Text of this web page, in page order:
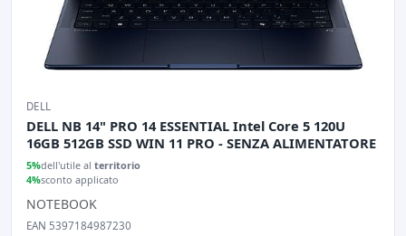
DELL
DELL NB 14" PRO 14 ESSENTIAL Intel Core 5 120U
16GB 512GB SSD WIN 11 PRO - SENZA ALIMENTATORE
5%dell'utile al territorio
4%sconto applicato
NOTEBOOK
EAN 5397184987230